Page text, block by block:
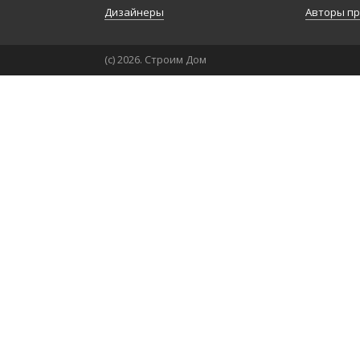
Дизайнеры
Авторы
(с) 2026. Строим Дом